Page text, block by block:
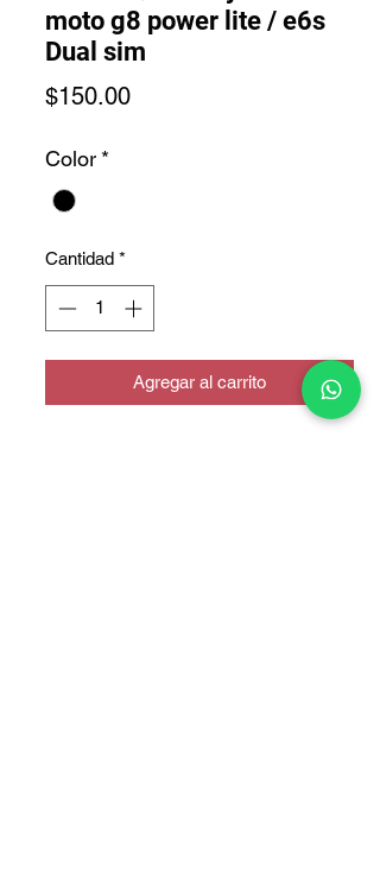
moto g8 power lite / e6s
Dual sim
$150.00Precio
Color *
Cantidad *
Agregar al carrito